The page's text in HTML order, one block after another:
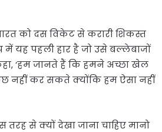
को दस विकेट से करारी शिकस्त
में यह पहली हार है जो उसे बल्लेबाजों
‘हम जानते हैं कि हमने अच्छा खेल
नहीं कर सकते क्योंकि हम ऐसा नहीं
से क्यों देखा जाना चाहिए मानो